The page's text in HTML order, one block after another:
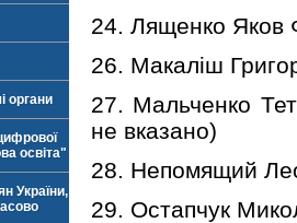
органи
освіта"
України,
24. Лященко Яков
26. Макаліш
27. Мальченко
не вказано)
28. Непомящий
29. Остапчук